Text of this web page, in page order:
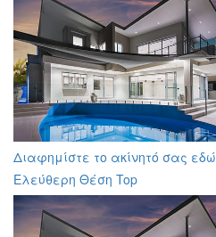
Διαφημίστε το ακίνητό σας εδώ
Ελεύθερη Θέση Top